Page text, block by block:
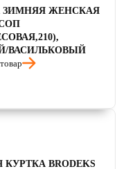
читать отзывы
ЗИМНЯЯ ЖЕНСКАЯ
ВАСИЛЬКОВЫЙ
BRODEKS